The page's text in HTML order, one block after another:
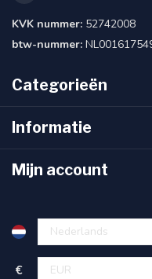
KVK nummer: 52742008
btw-nummer:
Categorieën
Informatie
Mijn account
€